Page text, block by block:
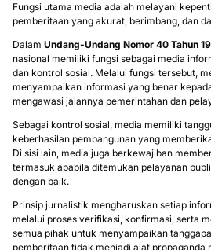
Fungsi utama media adalah melayani
pemberitaan yang akurat, berimbang, dan
Dalam Undang-Undang Nomor 40 Tahun
nasional memiliki fungsi sebagai media
dan kontrol sosial. Melalui fungsi tersebut,
menyampaikan informasi yang benar
mengawasi jalannya pemerintahan dan
Sebagai kontrol sosial, media memiliki
keberhasilan pembangunan yang
Di sisi lain, media juga berkewajiban
termasuk apabila ditemukan pelayanan
dengan baik.
Prinsip jurnalistik mengharuskan setiap
melalui proses verifikasi, konfirmasi, serta
semua pihak untuk menyampaikan
pemberitaan tidak menjadi alat propaganda